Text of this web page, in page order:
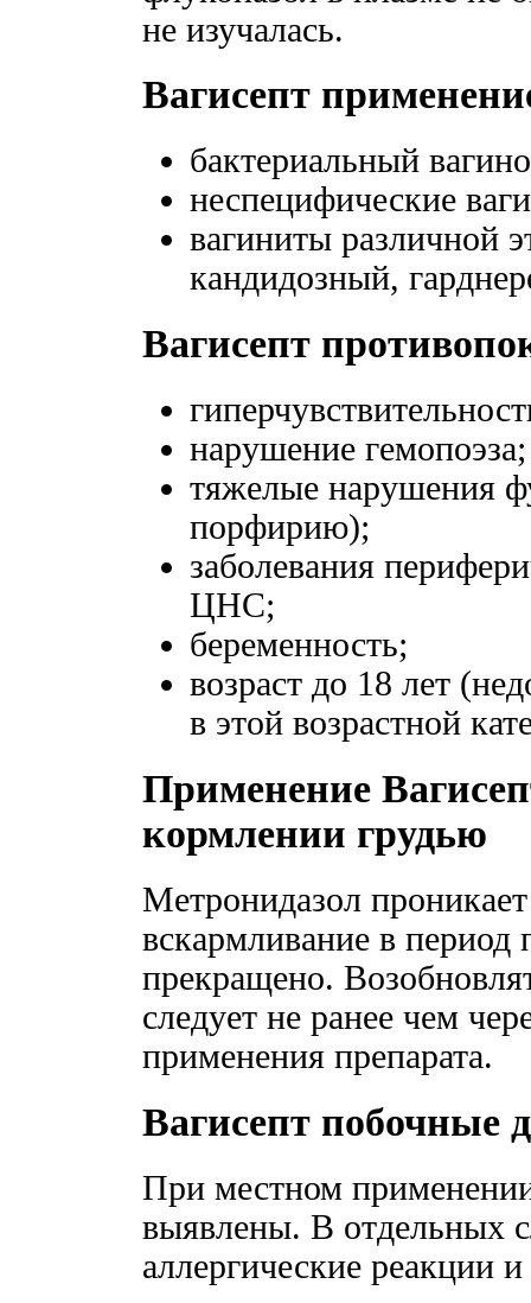
не изучалась.
Вагисепт
бактериальный
неспецифические
вагиниты различной
кандидозный,
Вагисепт
нарушение гемопоэза;
тяжелые нарушения
порфирию);
заболевания
ЦНС;
беременность;
возраст до 18 лет
в этой возрастной
Применение
кормлении грудью
Метронидазол
вскармливание в
прекращено.
следует не ранее чем
применения препарата.
Вагисепт побочные
При местном
выявлены. В отдельных
аллергические реакции